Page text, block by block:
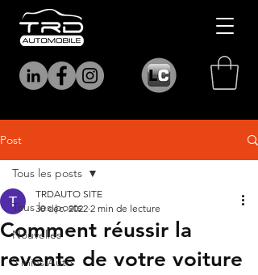
Post
Tous les posts
Nouvelles
3 mins Auto
Tous les posts
Comment réussir la
revente de votre voiture
TRDAUTO SITE
30 déc. 2022 2 min de lecture